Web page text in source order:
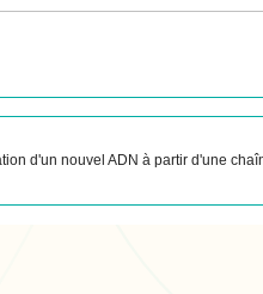
d'un nouvel ADN à partir d'une